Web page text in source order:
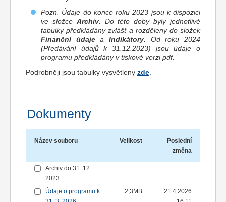
Pozn. Údaje do konce roku 2023 jsou k dispozici
ve složce Archiv. Do této doby byly jednotlivé
tabulky předkládány zvlášť a rozděleny do složek
Finanční údajeaIndikátory . Od roku 2024
(Předávání údajů k 31.12.2023) jsou údaje o
programu předkládány v tiskové verzi pdf.
Podrobněji jsou tabulky vysvětleny zde
Dokumenty
Název souboru Velikost
Poslední
změna
Archiv do 31. 12.
2023
Údaje o programu k
2,3MB
21.4.2026